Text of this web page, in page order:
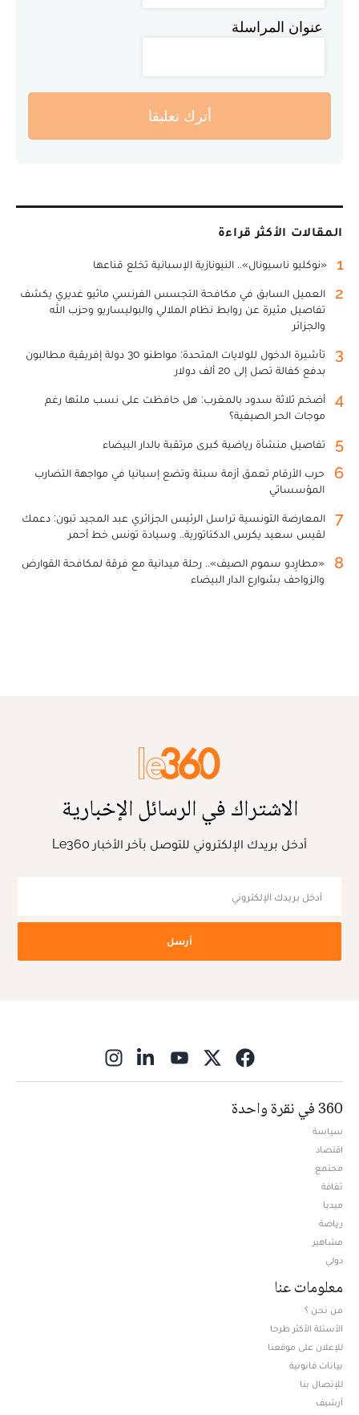
عنوان المراسلة
أترك تعليقا
المقالات الأكثر قراءة
1 «نوكليو ناسيونال».. النيونازية الإسبانية تخلع قناعها
2
العميل السابق في مكافحة التجسس الفرنسي ماثيو غديري يكشف
تفاصيل مثيرة عن روابط نظام الملالي والبوليساريو وحزب الله
والجزائر
3
تأشيرة الدخول للولايات المتحدة: مواطنو 30 دولة إفريقية مطالبون
بدفع كفالة تصل إلى 20 ألف دولار
4
أضخم ثلاثة سدود بالمغرب: هل حافظت على نسب ملئها رغم
موجات الحر الصيفية؟
5 تفاصيل منشأة رياضية كبرى مرتقبة بالدار البيضاء
6
حرب الأرقام تعمق أزمة سبتة وتضع إسبانيا في مواجهة التضارب
المؤسساتي
7
المعارضة التونسية تراسل الرئيس الجزائري عبد المجيد تبون: دعمك
لقيس سعيد يكرس الدكتاتورية.. وسيادة تونس خط أحمر
8
«مطارِدو سموم الصيف».. رحلة ميدانية مع فرقة لمكافحة القوارض
والزواحف بشوارع الدار البيضاء
الاشتراك في الرسائل الإخبارية
أدخل بريدك الإلكتروني للتوصل بآخر الأخبار Le360
أرسل
360 في نقرة واحدة
سياسة
اقتصاد
مجتمع
ثقافة
ميديا
رياضة
مشاهير
دولي
معلومات عنا
من نحن ؟
الأسئلة الأكثر طرحا
للإعلان على موقعنا
بيانات قانونية
للإتصال بنا
أرشيف